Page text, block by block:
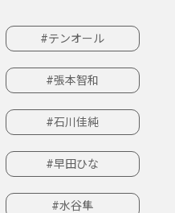
#テンオール
#張本智和
#石川佳純
#早田ひな
#水谷隼